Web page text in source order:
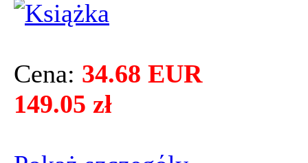
Cena: 34.68 EUR
149.05 zł